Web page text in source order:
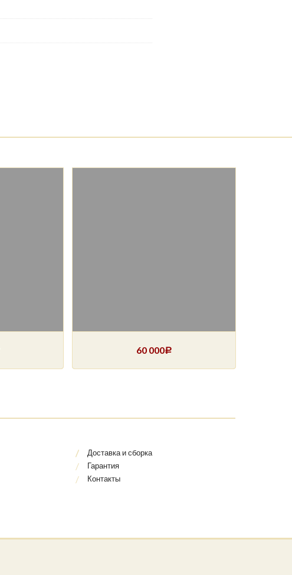
60 000Р
Доставка и сборка
Гарантия
Контакты